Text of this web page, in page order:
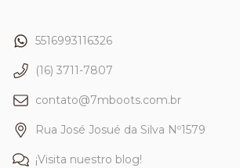
5516993116326
(16) 3711-7807
contato@7mboots.com.br
Rua José Josué da Silva Nº1579
¡Visita nuestro blog!